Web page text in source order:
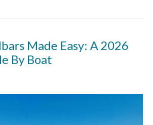
Made Easy: A 2026
By Boat